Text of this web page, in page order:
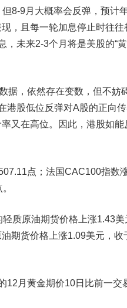
8-9月大概率会反弹，预计
，且每一轮加息停止时往往
，未来2-3个月将是美股的“
，依然存在变数，但不妨
港股低位反弹对A股的正向
又在高位。因此，港股如能
点；法国CAC100指数
质原油期货价格上涨1.43美
期货价格上涨1.09美元，收
月黄金期价10日比前一交